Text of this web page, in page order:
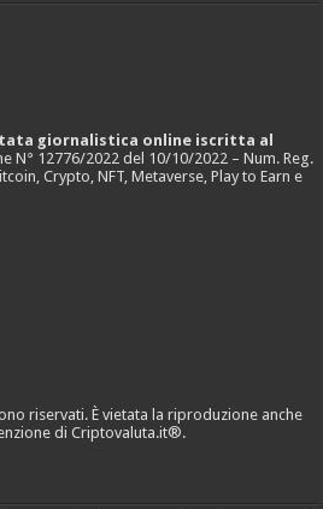
giornalistica online iscritta al
N° 12776/2022 del 10/10/2022 – Num. Reg.
Crypto, NFT, Metaverse, Play to Earn e
riservati. È vietata la riproduzione anche
di Criptovaluta.it®.